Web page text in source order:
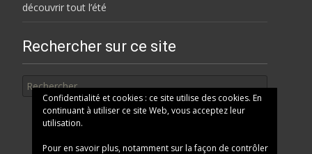
découvrir tout l’été
Rechercher sur ce site
Confidentialité et cookies : ce site utilise des cookies. En
continuant à utiliser ce site Web, vous acceptez leur
utilisation.
Pour en savoir plus, notamment sur la façon de contrôler